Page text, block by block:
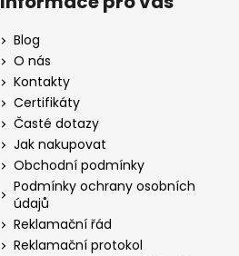
Blog
O nás
Kontakty
Certifikáty
Časté dotazy
Jak nakupovat
Obchodní podmínky
Podmínky ochrany osobních
údajů
Reklamační řád
Reklamační protokol